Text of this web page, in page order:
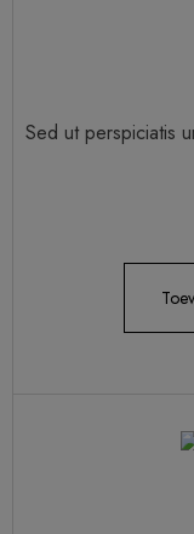
Sed ut perspiciatis